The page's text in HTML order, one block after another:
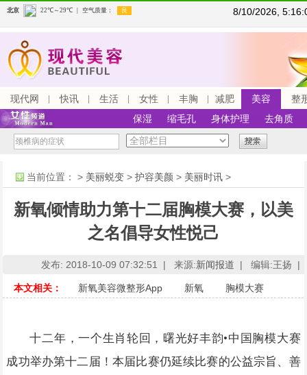
8/10/2026,
现代网 快讯 生活 女性 丰胸 减肥 美容
整
保湿
缩毛孔 身体护理 去角质
当前位置： > 美丽蜕变 >护容美颜 > 美丽时讯 >
新氧倾情助力第十二届胸模大赛，以美
之名倡导女性悦己
发布: 2018-10-09 07:32:51 | 来源:新闻报道 | 编辑:王扬 |
本文相关： 新氧美容微整形App 新氧 胸模大赛
十二年，一个生肖轮回，曙光好丰韵•中国胸模大赛
成功举办第十二届！本届比赛仍延续比赛的公益宗旨、善